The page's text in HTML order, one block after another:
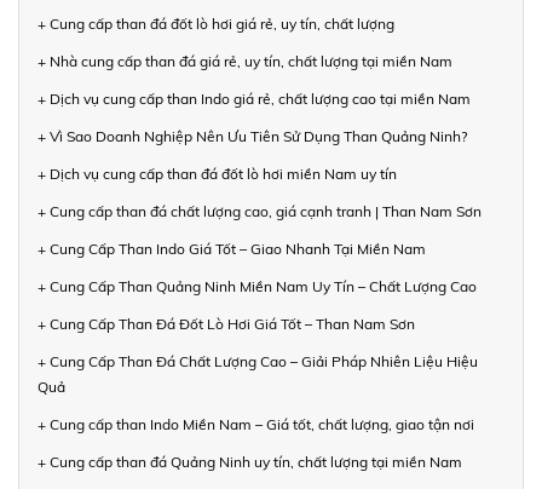
+ Cung cấp than đá đốt lò hơi giá rẻ, uy tín, chất lượng
+ Nhà cung cấp than đá giá rẻ, uy tín, chất lượng tại miền Nam
+ Dịch vụ cung cấp than Indo giá rẻ, chất lượng cao tại miền Nam
+ Vì Sao Doanh Nghiệp Nên Ưu Tiên Sử Dụng Than Quảng Ninh?
+ Dịch vụ cung cấp than đá đốt lò hơi miền Nam uy tín
+ Cung cấp than đá chất lượng cao, giá cạnh tranh | Than Nam Sơn
+ Cung Cấp Than Indo Giá Tốt – Giao Nhanh Tại Miền Nam
+ Cung Cấp Than Quảng Ninh Miền Nam Uy Tín – Chất Lượng Cao
+ Cung Cấp Than Đá Đốt Lò Hơi Giá Tốt – Than Nam Sơn
+ Cung Cấp Than Đá Chất Lượng Cao – Giải Pháp Nhiên Liệu Hiệu
Quả
+ Cung cấp than Indo Miền Nam – Giá tốt, chất lượng, giao tận nơi
+ Cung cấp than đá Quảng Ninh uy tín, chất lượng tại miền Nam